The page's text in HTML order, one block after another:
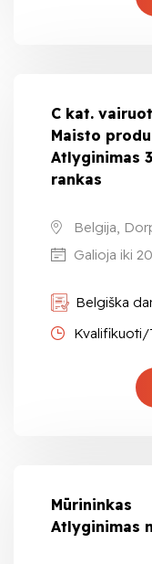
C kat.
Maisto
Atlyginimas
rankas
Belgija,
Galioja iki
Belgiška
Kvalifikuoti/
Mūrininkas
Atlyginimas